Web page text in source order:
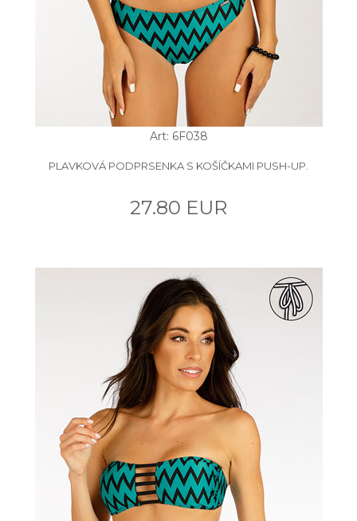
Art: 6F038
PLAVKOVÁ PODPRSENKA S KOŠÍČKAMI PUSH-UP.
27.80 EUR